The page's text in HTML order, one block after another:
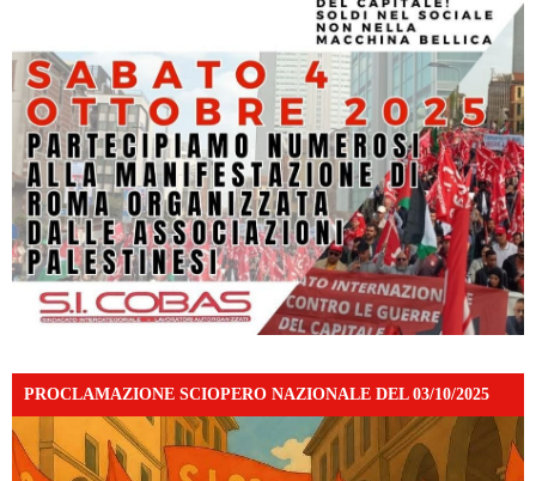
PROCLAMAZIONE SCIOPERO NAZIONALE DEL 03/10/2025